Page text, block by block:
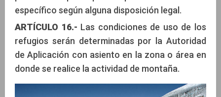
específico según alguna disposición legal.
ARTÍCULO 16.- Las condiciones de uso de los
refugios serán determinadas por la Autoridad
de Aplicación con asiento en la zona o área en
donde se realice la actividad de montaña.